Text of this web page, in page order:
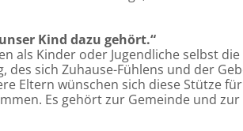
Kind dazu gehört.“
als Kinder oder Jugendliche selbst
des sich Zuhause-Fühlens und der
Eltern wünschen sich diese Stütze
Es gehört zur Gemeinde und